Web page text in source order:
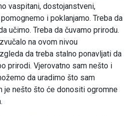
vaspitani, dostojanstveni,
i poklanjamo. Treba da
učimo. Treba da čuvamo prirodu.
na ovom nivou
da treba stalno ponavljati da
prirodi. Vjerovatno sam nešto i
da uradimo što sam
je nešto što će donositi ogromne